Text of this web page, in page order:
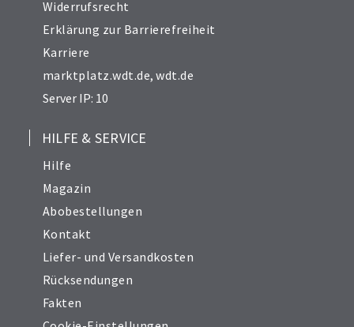
Widerrufsrecht
Erklärung zur Barrierefreiheit
Karriere
marktplatz.wdt.de,wdt.de
Server IP: 10
HILFE & SERVICE
Hilfe
Magazin
Abobestellungen
Kontakt
Liefer- und Versandkosten
Rücksendungen
Fakten